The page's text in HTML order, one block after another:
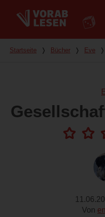
Du bist hier
Startseite ❭ Bücher ❭ Eve ❭
Von